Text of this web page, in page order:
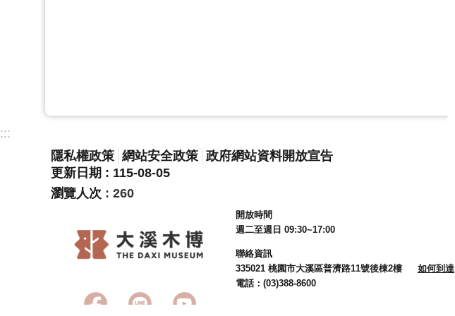
:::
隱私權政策 網站安全政策 政府網站資料開放宣告
更新日期
115-08-05
瀏覽人次
260
開放時間
週二至週日 09:30~17:00
聯絡資訊
335021 桃園市大溪區普濟路11號後棟2樓
如何到達
電話：(03)388-8600